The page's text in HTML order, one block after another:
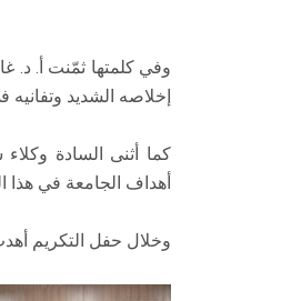
وفي كلمتها ثمّنت أ. د.
إخلاصه الشديد وتفانيه
كما أثنى السادة
أهداف الجامعة في هذا
وخلال حفل التكريم